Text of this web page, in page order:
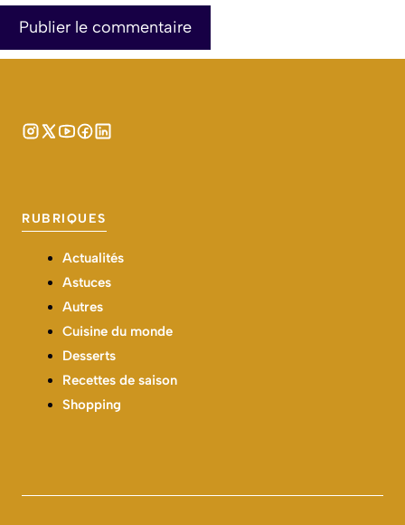
RUBRIQUES
Actualités
Astuces
Autres
Cuisine du monde
Desserts
Recettes de saison
Shopping